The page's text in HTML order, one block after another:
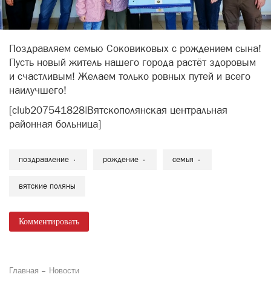
Поздравляем семью Соковиковых с рождением сына!
Пусть новый житель нашего города растёт здоровым
и счастливым! Желаем только ровных путей и всего
наилучшего!
[club207541828|Вятскополянская центральная
районная больница]
поздравление рождение семья
вятские поляны
Комментировать
Главная Новости